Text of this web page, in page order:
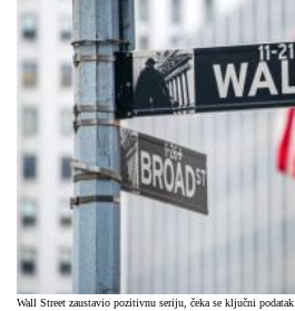
Wall Street zaustavio pozitivnu seriju, čeka se ključni podatak